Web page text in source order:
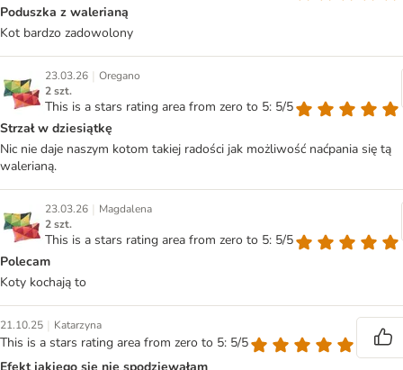
Poduszka z walerianą
Kot bardzo zadowolony
23.03.26 | Oregano
2 szt.
This is a stars rating area from zero to 5: 5/5
Strzał w dziesiątkę
Nic nie daje naszym kotom takiej radości jak możliwość naćpania się tą
walerianą.
23.03.26 | Magdalena
2 szt.
This is a stars rating area from zero to 5: 5/5
Polecam
Koty kochają to
21.10.25 | Katarzyna
This is a stars rating area from zero to 5: 5/5